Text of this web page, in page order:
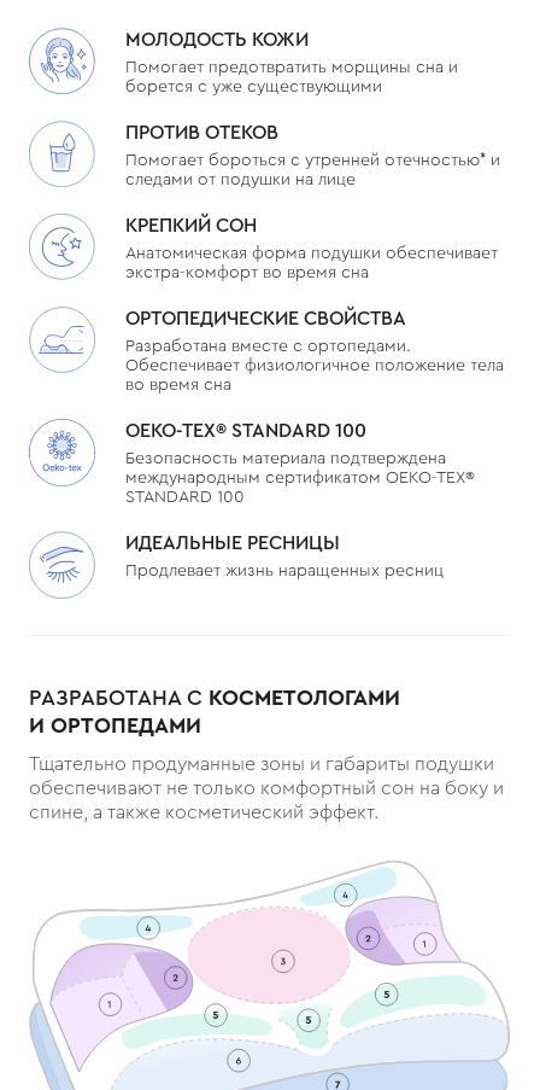
МОЛОДОСТЬ КОЖИ
Помогает предотвратить морщины сна и
борется с уже существующими
ПРОТИВ ОТЕКОВ
Помогает бороться с утренней отечностью* и
следами от подушки на лице
КРЕПКИЙ СОН
Анатомическая форма подушки обеспечивает
экстра-комфорт во время сна
ОРТОПЕДИЧЕСКИЕ СВОЙСТВА
Разработана вместе с ортопедами.
Обеспечивает физиологичное положение тела
во время сна
OEKO-TEX®️ STANDARD 100
Безопасность материала подтверждена
международным сертификатом OEKO-TEX®️
STANDARD 100
ИДЕАЛЬНЫЕ РЕСНИЦЫ
Продлевает жизнь наращенных ресниц
РАЗРАБОТАНА С КОСМЕТОЛОГАМИ
И ОРТОПЕДАМИ
Тщательно продуманные зоны и габариты подушки
обеспечивают не только комфортный сон на боку и
спине, а также косметический эффект.